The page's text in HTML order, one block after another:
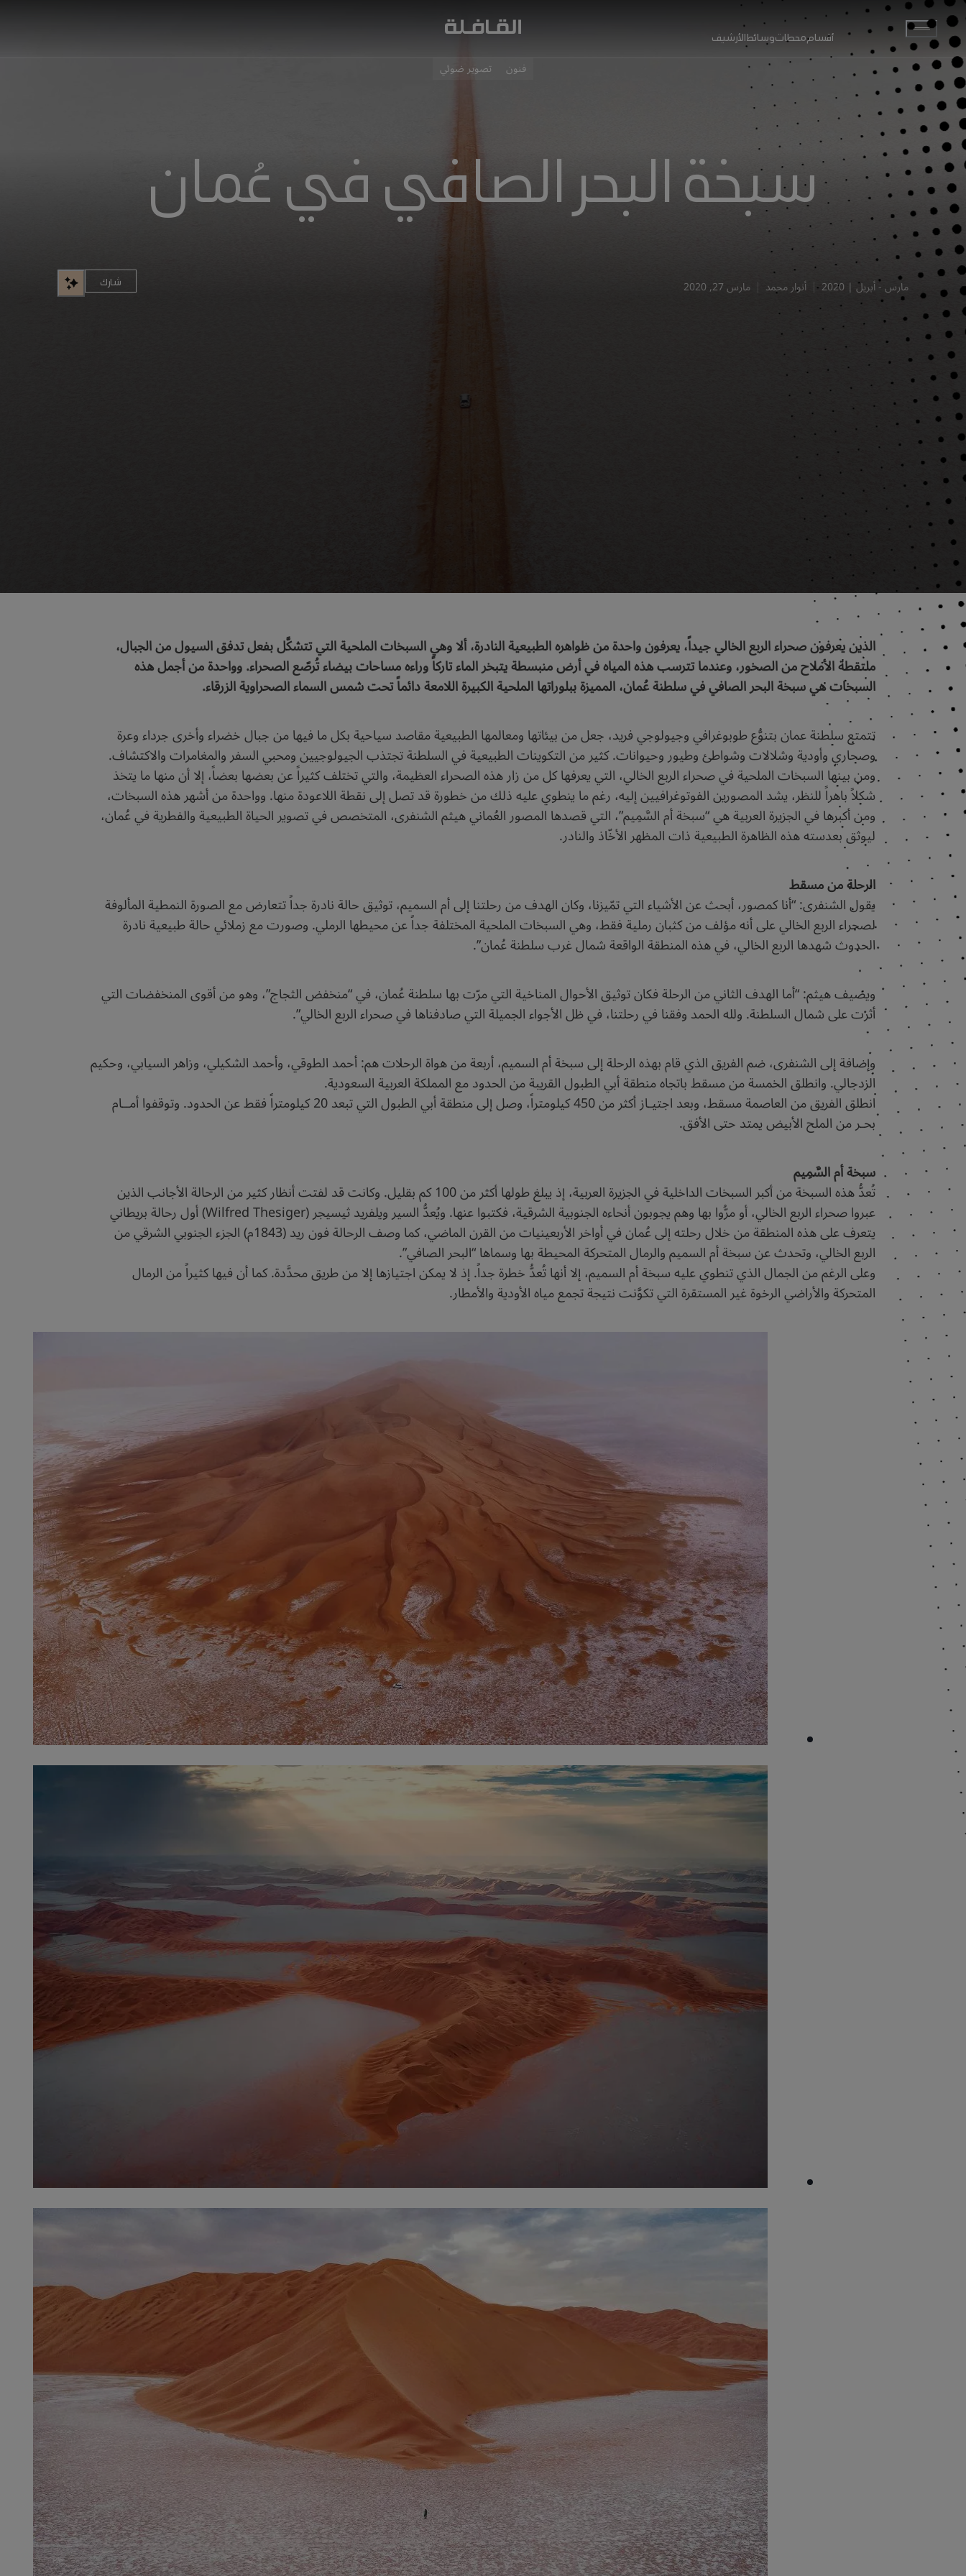
انتقل إلى المحتوى الرئيسي
أقساممحطاتوسائطالأرشيف
فنون تصوير ضوئي
سبخة البحر الصافي في عُمان
مارس - أبريل | 2020 أنوار محمد مارس 27, 2020 شارك
الذين يعرفون صحراء الربع الخالي جيداً، يعرفون واحدة من ظواهره الطبيعية النادرة، ألا وهي السبخات الملحية التي تتشكَّل بفعل تدفق السيول من الجبال،
ملتقطة الأملاح من الصخور، وعندما تترسب هذه المياه في أرض منبسطة يتبخر الماء تاركاً وراءه مساحات بيضاء تُرصّع الصحراء. وواحدة من أجمل هذه
السبخات هي سبخة البحر الصافي في سلطنة عُمان، المميزة ببلوراتها الملحية الكبيرة اللامعة دائماً تحت شمس السماء الصحراوية الزرقاء.
تتمتع سلطنة عمان بتنوُّع طوبوغرافي وجيولوجي فريد، جعل من بيئاتها ومعالمها الطبيعية مقاصد سياحية بكل ما فيها من جبال خضراء وأخرى جرداء وعرة
وصحاري وأودية وشلالات وشواطئ وطيور وحيوانات. كثير من التكوينات الطبيعية في السلطنة تجتذب الجيولوجيين ومحبي السفر والمغامرات والاكتشاف.
ومن بينها السبخات الملحية في صحراء الربع الخالي، التي يعرفها كل من زار هذه الصحراء العظيمة، والتي تختلف كثيراً عن بعضها بعضاً، إلا أن منها ما يتخذ
شكلاً باهراً للنظر، يشد المصورين الفوتوغرافيين إليه، رغم ما ينطوي عليه ذلك من خطورة قد تصل إلى نقطة اللاعودة منها. وواحدة من أشهر هذه السبخات،
ومن أكبرها في الجزيرة العربية هي “سبخة أم السَّمِيم”، التي قصدها المصور العُماني هيثم الشنفرى، المتخصص في تصوير الحياة الطبيعية والفطرية في عُمان،
ليوثق بعدسته هذه الظاهرة الطبيعية ذات المظهر الأخّاذ والنادر.
الرحلة من مسقط
يقول الشنفرى: “أنا كمصور، أبحث عن الأشياء التي تمّيزنا، وكان الهدف من رحلتنا إلى أم السميم، توثيق حالة نادرة جداً تتعارض مع الصورة النمطية المألوفة
لصحراء الربع الخالي على أنه مؤلف من كثبان رملية فقط، وهي السبخات الملحية المختلفة جداً عن محيطها الرملي. وصورت مع زملائي حالة طبيعية نادرة
الحدوث شهدها الربع الخالي، في هذه المنطقة الواقعة شمال غرب سلطنة عُمان”.
ويضيف هيثم: “أما الهدف الثاني من الرحلة فكان توثيق الأحوال المناخية التي مرّت بها سلطنة عُمان، في “منخفض الثجاج”، وهو من أقوى المنخفضات التي
أثرت على شمال السلطنة. ولله الحمد وفقنا في رحلتنا، في ظل الأجواء الجميلة التي صادفناها في صحراء الربع الخالي”.
وإضافة إلى الشنفرى، ضم الفريق الذي قام بهذه الرحلة إلى سبخة أم السميم، أربعة من هواة الرحلات هم: أحمد الطوقي، وأحمد الشكيلي، وزاهر السيابي، وحكيم
الزدجالي. وانطلق الخمسة من مسقط باتجاه منطقة أبي الطبول القريبة من الحدود مع المملكة العربية السعودية.
انطلق الفريق من العاصمة مسقط، وبعد اجتيـاز أكثر من 450 كيلومتراً، وصل إلى منطقة أبي الطبول التي تبعد 20 كيلومتراً فقط عن الحدود. وتوقفوا أمــام
بحـر من الملح الأبيض يمتد حتى الأفق.
سبخة أم السَّمِيم
تُعدُّ هذه السبخة من أكبر السبخات الداخلية في الجزيرة العربية، إذ يبلغ طولها أكثر من 100 كم بقليل. وكانت قد لفتت أنظار كثير من الرحالة الأجانب الذين
عبروا صحراء الربع الخالي، أو مرُّوا بها وهم يجوبون أنحاءه الجنوبية الشرقية، فكتبوا عنها. ويُعدُّ السير ويلفريد ثيسيجر (Wilfred Thesiger) أول رحالة بريطاني
يتعرف على هذه المنطقة من خلال رحلته إلى عُمان في أواخر الأربعينيات من القرن الماضي، كما وصف الرحالة فون ريد (1843م) الجزء الجنوبي الشرقي من
الربع الخالي، وتحدث عن سبخة أم السميم والرمال المتحركة المحيطة بها وسماها “البحر الصافي”.
وعلى الرغم من الجمال الذي تنطوي عليه سبخة أم السميم، إلا أنها تُعدُّ خطرة جداً. إذ لا يمكن اجتيازها إلا من طريق محدَّدة. كما أن فيها كثيراً من الرمال
المتحركة والأراضي الرخوة غير المستقرة التي تكوَّنت نتيجة تجمع مياه الأودية والأمطار.